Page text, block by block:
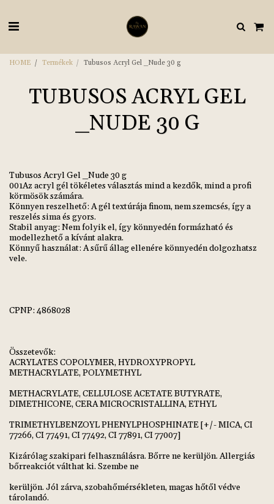
HOME Termékek Tubusos Acryl Gel _Nude 30 g
TUBUSOS ACRYL GEL
_NUDE 30 G
Tubusos Acryl Gel _Nude 30 g
001Az acryl gél tökéletes választás mind a kezdők, mind a profi
körmösök számára.
Könnyen reszelhető: A gél textúrája finom, nem szemcsés, így a
reszelés sima és gyors.
Stabil anyag: Nem folyik el, így könnyedén formázható és
modellezhető a kívánt alakra.
Könnyű használat: A sűrű állag ellenére könnyedén dolgozhatsz
vele.
CPNP: 4868028
Összetevők:
ACRYLATES COPOLYMER, HYDROXYPROPYL
METHACRYLATE, POLYMETHYL
METHACRYLATE, CELLULOSE ACETATE BUTYRATE,
DIMETHICONE, CERA MICROCRISTALLINA, ETHYL
TRIMETHYLBENZOYL PHENYLPHOSPHINATE [+/- MICA, CI
77266, CI 77491, CI 77492, CI 77891, CI 77007]
Kizárólag szakipari felhasználásra. Bőrre ne kerüljön. Allergiás
bőrreakciót válthat ki. Szembe ne
kerüljön. Jól zárva, szobahőmérsékleten, magas hőtől védve
tárolandó.